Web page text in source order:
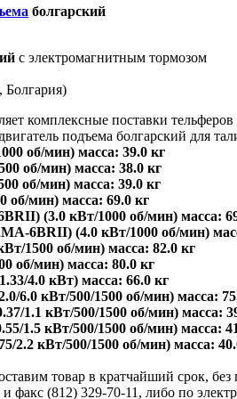
болгарский
с электромагнитным тормозом
, Болгария)
комплексные поставки тельферов
подъема болгарский для
об/мин) масса: 39.0 кг
об/мин) масса: 38.0 кг
об/мин) масса: 39.0 кг
об/мин) масса: 69.0 кг
(3.0 кВт/1000 об/мин) масса:
6BRII) (4.0 кВт/1000 об/мин)
1500 об/мин) масса: 82.0 кг
об/мин) масса: 80.0 кг
4.0 кВт) масса: 66.0 кг
6.0 кВт/500/1500 об/мин) масса:
1.1 кВт/500/1500 об/мин) масса:
1.5 кВт/500/1500 об/мин) масса:
2.2 кВт/500/1500 об/мин) масса:
товар в кратчайший срок, без
факс (812) 329-70-11, либо по